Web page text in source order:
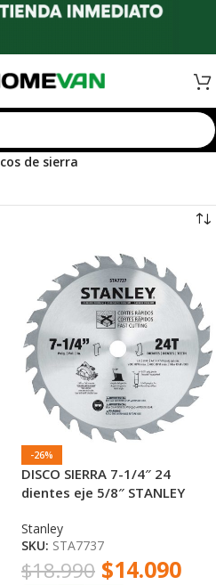
de sierra
-26%
DISCO SIERRA 7-1/4″ 24
dientes eje 5/8″ STANLEY
Stanley
SKU: STA7737
$18.990 $14.090